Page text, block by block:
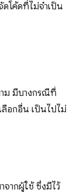
ดโค้ดที่ไม่จำเป็น
ม มีบางกรณีที่
อกอื่น เป็นไปไม่
ากผู้ใช้ ซึ่งมีไว้